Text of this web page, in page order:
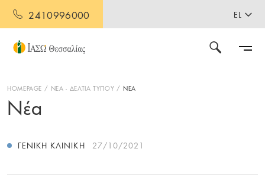
2410996000 EL
HOMEPAGE ΝΕΑ - ΔΕΛΤΙΑ ΤΥΠΟΥ ΝΕΑ
Νέα
ΓΕΝΙΚΉ ΚΛΙΝΙΚΉ 27/10/2021